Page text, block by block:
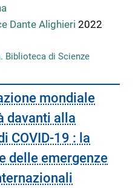
Dante Alighieri2022
Biblioteca di Scienze
mondiale
davanti alla
COVID-19 : la
delle emergenze